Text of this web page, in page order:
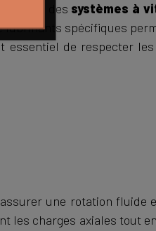
dans des systèmes à
lubrifiants spécifiques
de respecter
une rotation fluide
les charges axiales tout